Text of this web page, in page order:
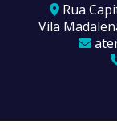
Rua
Vila